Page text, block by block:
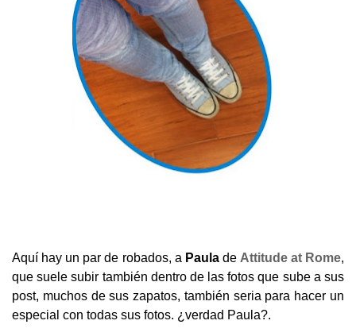
Aquí hay un par de robados, a Paulade Attitude at Rome,
que suele subir también dentro de las fotos que sube a sus
post, muchos de sus zapatos, también seria para hacer un
especial con todas sus fotos. ¿verdad Paula?.